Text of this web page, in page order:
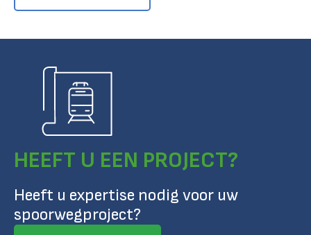
HEEFT U EEN PROJECT?
Heeft u expertise nodig voor uw
spoorwegproject?